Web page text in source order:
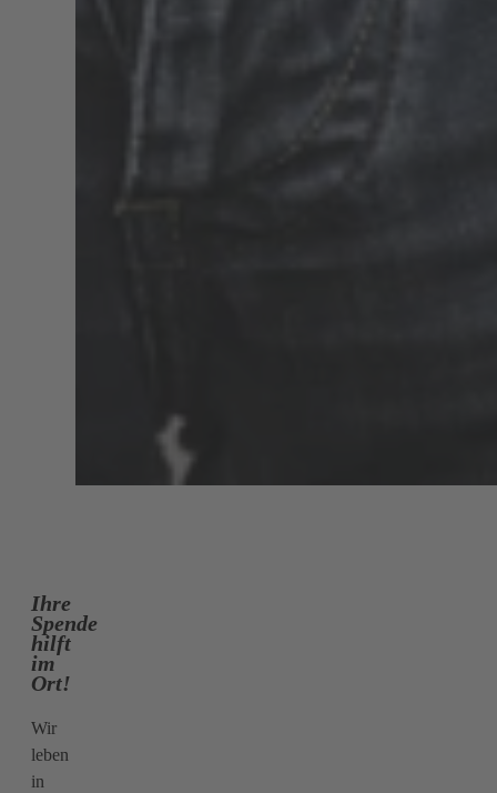
Ihre
Spende
hilft
im
Ort!
Wir
leben
in